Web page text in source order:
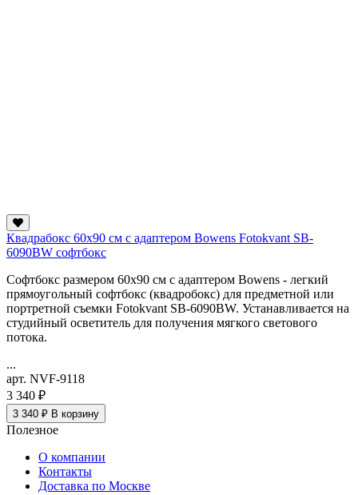
Квадрабокс 60х90 см с адаптером Bowens Fotokvant SB-
6090BW софтбокс
Софтбокс размером 60х90 см с адаптером Bowens - легкий
прямоугольный софтбокс (квадробокс) для предметной или
портретной съемки Fotokvant SB-6090BW. Устанавливается на
студийный осветитель для получения мягкого светового
потока.
...
арт. NVF-9118
3 340 ₽
3 340 ₽ В корзину
Полезное
О компании
Контакты
Доставка по Москве